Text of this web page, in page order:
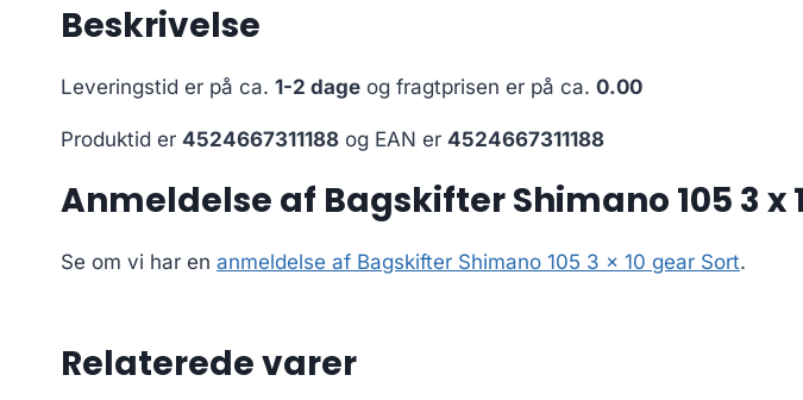
Beskrivelse
Leveringstid er på ca. 1-2 dage og fragtprisen er på ca. 0.00
Produktid er 4524667311188 og EAN er 4524667311188
Anmeldelse af Bagskifter Shimano 105 3 x
Se om vi har en anmeldelse af Bagskifter Shimano 105 3 x 10 gear Sort.
Relaterede varer